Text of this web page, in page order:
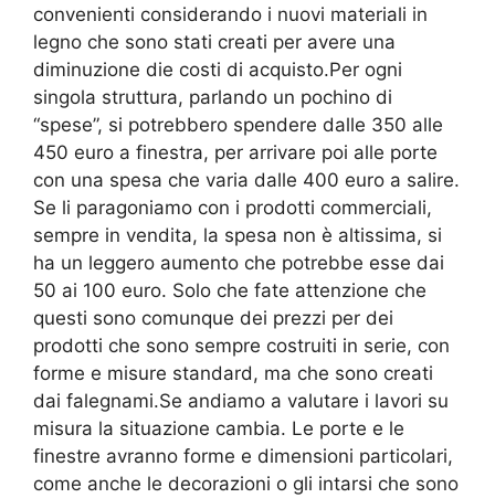
convenienti considerando i nuovi materiali in
legno che sono stati creati per avere una
diminuzione die costi di acquisto.Per ogni
singola struttura, parlando un pochino di
“spese”, si potrebbero spendere dalle 350 alle
450 euro a finestra, per arrivare poi alle porte
con una spesa che varia dalle 400 euro a salire.
Se li paragoniamo con i prodotti commerciali,
sempre in vendita, la spesa non è altissima, si
ha un leggero aumento che potrebbe esse dai
50 ai 100 euro. Solo che fate attenzione che
questi sono comunque dei prezzi per dei
prodotti che sono sempre costruiti in serie, con
forme e misure standard, ma che sono creati
dai falegnami.Se andiamo a valutare i lavori su
misura la situazione cambia. Le porte e le
finestre avranno forme e dimensioni particolari,
come anche le decorazioni o gli intarsi che sono